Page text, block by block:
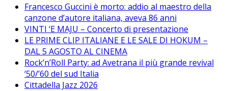
Francesco Guccini è morto: addio al maestro della
canzone d’autore italiana, aveva 86 anni
VINTI ‘E MAJU – Concerto di presentazione
LE PRIME CLIP ITALIANE E LE SALE DI HOKUM –
DAL 5 AGOSTO AL CINEMA
Rock’n’Roll Party: ad Avetrana il più grande revival
‘50/’60 del sud Italia
Cittadella Jazz 2026